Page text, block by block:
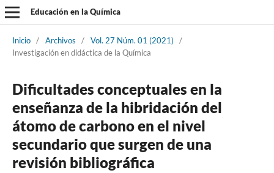
Educación en la Química
Inicio / Archivos / Vol. 27 Núm. 01 (2021)
/
Investigación en didáctica de la Química
Dificultades conceptuales en la
enseñanza de la hibridación del
átomo de carbono en el nivel
secundario que surgen de una
revisión bibliográfica